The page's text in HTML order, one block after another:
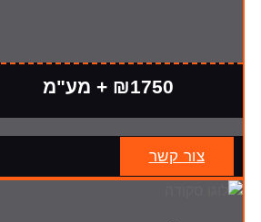
₪1750 + מע"מ
צור קשר